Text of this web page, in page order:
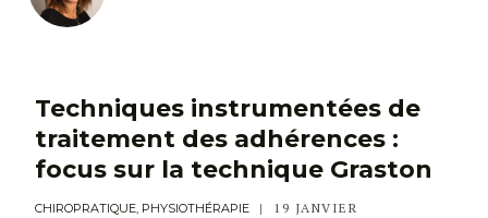
Techniques instrumentées de
traitement des adhérences :
focus sur la technique Graston
CHIROPRATIQUE, PHYSIOTHÉRAPIE 19 JANVIER